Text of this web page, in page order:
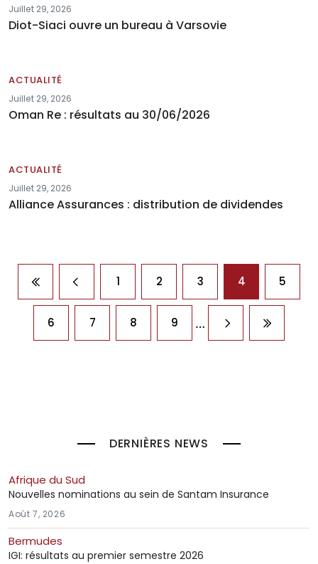
Juillet 29, 2026
Diot-Siaci ouvre un bureau à Varsovie
ACTUALITÉ
Juillet 29, 2026
Oman Re : résultats au 30/06/2026
ACTUALITÉ
Juillet 29, 2026
Alliance Assurances : distribution de dividendes
Pagination
Première page
Page précédente
1 2 3 4 5
6 7 8 9 … Page suivante
Dernière
DERNIÈRES NEWS
Afrique du Sud
Nouvelles nominations au sein de Santam Insurance
Août 7, 2026
Bermudes
IGI: résultats au premier semestre 2026